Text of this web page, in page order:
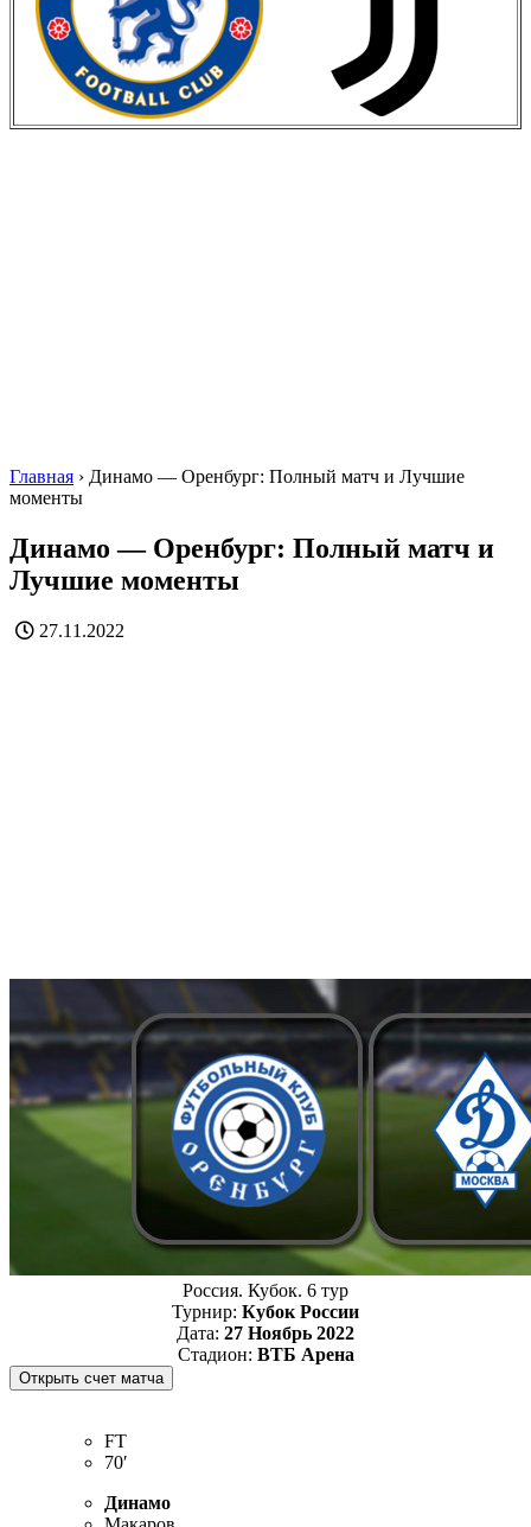
Главная › Динамо — Оренбург: Полный матч и Лучшие
моменты
Динамо — Оренбург: Полный матч и
Лучшие моменты
27.11.2022
Россия. Кубок. 6 тур
Турнир: Кубок России
Дата: 27 Ноябрь 2022
Стадион: ВТБ Арена
FT
70′
Динамо